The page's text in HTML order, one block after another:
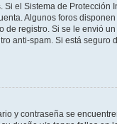
el Sistema de
Algunos foros
registro. Si se le envió
anti-spam. Si está
y contraseña se